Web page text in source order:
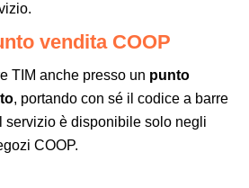
vendita COOP
TIM anche presso un punto
, portando con sé il codice a barre
servizio è disponibile solo negli
COOP.